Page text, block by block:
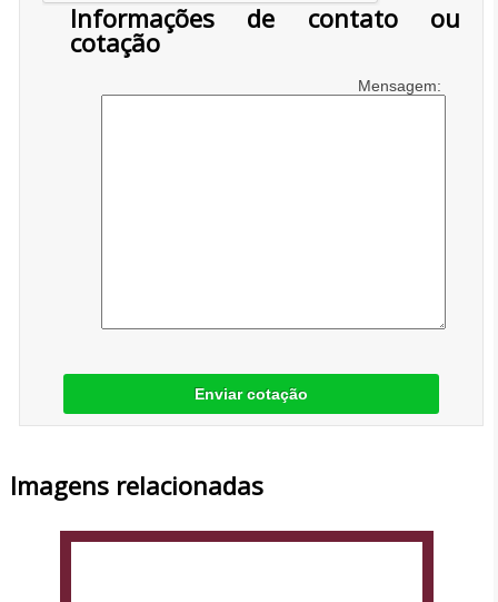
Informações de contato ou
cotação
Mensagem:
Enviar cotação
Imagens relacionadas